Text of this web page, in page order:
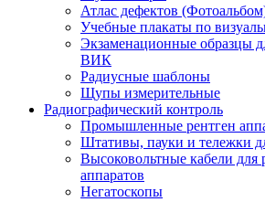
Атлас дефектов
Учебные плакаты по
Экзаменационные образцы
ВИК
Радиусные шаблоны
Щупы измерительные
Радиографический контроль
Промышленные рентген
Штативы, пауки и тележки
Высоковольтные кабели для
аппаратов
Негатоскопы